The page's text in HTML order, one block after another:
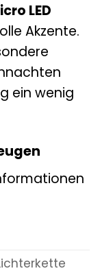
LED
Akzente.
ein wenig